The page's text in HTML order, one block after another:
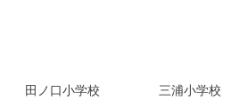
田ノ口小学校 三浦小学校